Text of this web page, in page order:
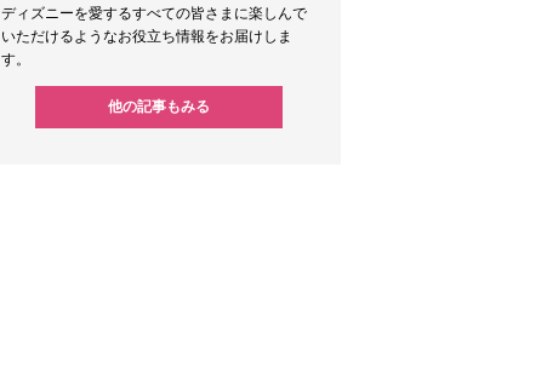
ディズニーを愛するすべての皆さまに楽しんで
いただけるようなお役立ち情報をお届けしま
す。
他の記事もみる